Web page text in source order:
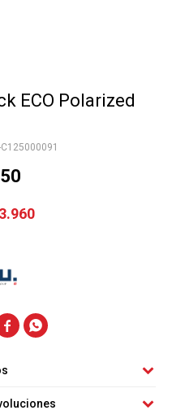
ECO Polarized
3.960
 